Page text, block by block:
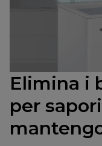
Elimina i
per